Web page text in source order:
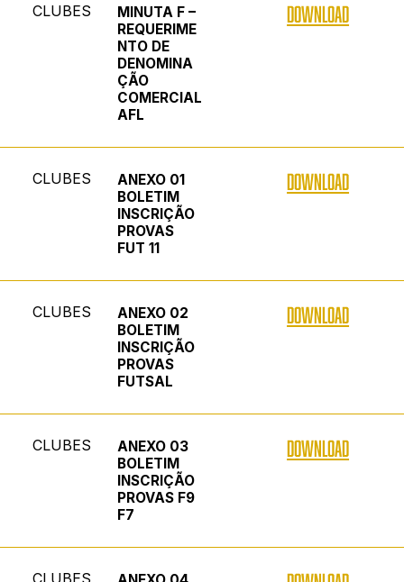
CLUBES
MINUTA F –
REQUERIME
NTO DE
DENOMINA
ÇÃO
COMERCIAL
AFL
DOWNLOAD
CLUBES
ANEXO 01
BOLETIM
INSCRIÇÃO
PROVAS
FUT 11
DOWNLOAD
CLUBES
ANEXO 02
BOLETIM
INSCRIÇÃO
PROVAS
FUTSAL
DOWNLOAD
CLUBES
ANEXO 03
BOLETIM
INSCRIÇÃO
PROVAS F9
F7
DOWNLOAD
CLUBES